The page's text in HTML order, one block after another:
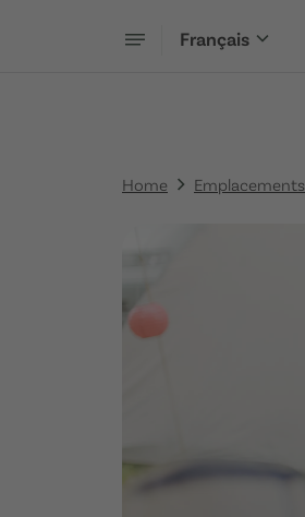
Français
Home Emplacements